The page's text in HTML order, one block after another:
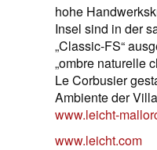
hohe
Insel sind in der
„Classic-FS“
„ombre naturelle
Le Corbusier
Ambiente der
www.leicht-
www.leicht.com